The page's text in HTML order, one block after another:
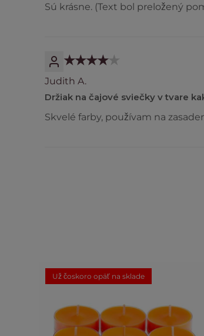
Sú krásne. (Text bol preložený
Judith A.
Držiak na čajové sviečky v tvare
Skvelé farby, používam na
Už čoskoro opäť na sklade